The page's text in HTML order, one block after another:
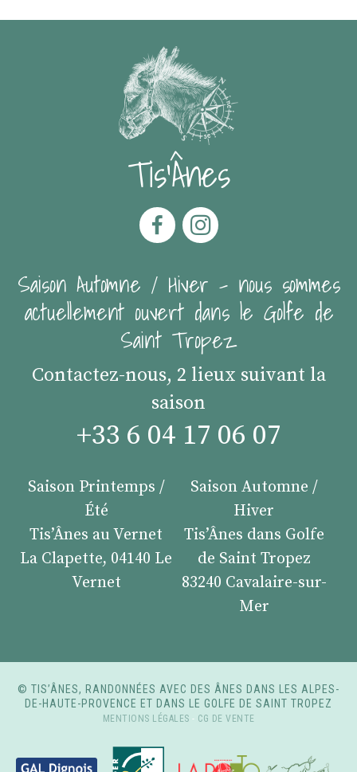
Tis'Ânes
Saison Automne / Hiver - nous sommes
actuellement ouvert dans le Golfe de
Saint Tropez
Contactez-nous, 2 lieux suivant la
saison
+33 6 04 17 06 07
Saison Printemps /
Été
Tis’Ânes au Vernet
La Clapette, 04140 Le
Vernet
Saison Automne /
Hiver
Tis’Ânes dans Golfe
de Saint Tropez
83240 Cavalaire-sur-
Mer
© TIS’ÂNES, RANDONNÉES AVEC DES ÂNES DANS LES ALPES-
DE-HAUTE-PROVENCE ET DANS LE GOLFE DE SAINT TROPEZ
MENTIONS LÉGALES - CG DE VENTE